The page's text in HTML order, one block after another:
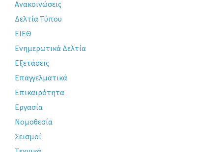
Ανακοινώσεις
Δελτία Τύπου
ΕΙΕΘ
Ενημερωτικά Δελτία
Εξετάσεις
Επαγγελματικά
Επικαιρότητα
Εργασία
Νομοθεσία
Σεισμοί